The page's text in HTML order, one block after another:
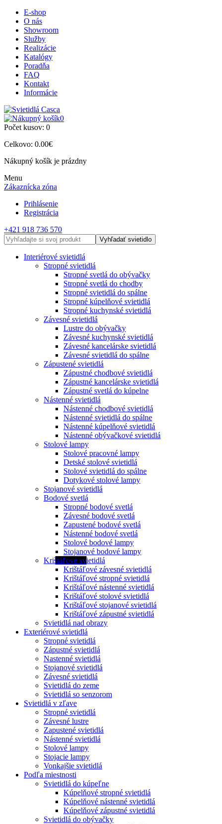
E-shop
O nás
Showroom
Služby
Realizácie
Katalógy
Poradňa
FAQ
Kontakt
Informácie
0
Počet kusov: 0
Celkovo: 0.00€
Nákupný košík je prázdny
Menu
Zákaznícka zóna
Prihlásenie
Registrácia
+421 918 736 570
Vyhľadať svietidlo
Interiérové svietidlá
Stropné svietidlá
Stropné svetlá do obývačky
Stropné svetlá do chodby
Stropné svietidlá do spálne
Stropné kúpelňové svietidlá
Stropné kuchynské svietidlá
Závesné svietidlá
Lustre do obývačky
Závesné kuchynské svietidlá
Závesné kancelárske svietidlá
Závesné svietidlá do spálne
Zápustené svietidlá
Zápustné chodbové svietidlá
Zápustné kancelárske svietidlá
Zápustné svetlá do kúpelne
Nástenné svietidlá
Nástenné chodbové svietidlá
Nástenné svietidlá do spálne
Nástenné kúpelňové svietidlá
Nástenné obývačkové svietidlá
Stolové lampy
Stolové pracovné lampy
Detské stolové svietidlá
Stolové svietidlá do spálne
Dotykové stolové lampy
Stojanové svietidlá
Bodové svetlá
Stropné bodové svetlá
Závesné bodové svetlá
Zapustené bodové svetlá
Nástenné bodové svetlá
Stolové bodové lampy
Stojanové bodové lampy
Krištáľové svietidlá
Krištáľové závesné svietidlá
Krištáľové stropné svietidlá
Krištáľové nástenné svietidlá
Krištáľové stolové svietidlá
Krištáľové stojanové svietidlá
Krištáľové zápustné svietidlá
Svietidlá nad obrazy
Exteriérové svietidlá
Stropné svietidlá
Zápustné svietidlá
Nastenné svietidlá
Stojanové svietidlá
Závesné svietidlá
Svietidlá do zeme
Svietidlá so senzorom
Svietidlá v zľave
Stropné svietidlá
Závesné lustre
Zapustené svietidlá
Nástenné svietidlá
Stolové lampy
Stojacie lampy
Vonkajšie svietidlá
Podľa miestnosti
Svietidlá do kúpeľne
Kúpelňové stropné svietidlá
Kúpelňové nástenné svietidlá
Kúpelňové zápustné svietidlá
Svietidlá do obývačky